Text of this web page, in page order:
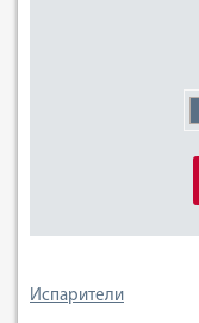
Испарители